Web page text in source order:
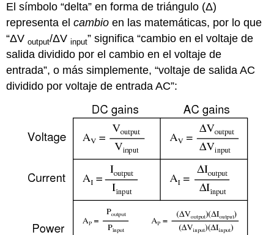
El símbolo “delta” en forma de triángulo (Δ)
representa elcambio en las matemáticas, por lo que
“ΔVoutput/ΔVinput” significa “cambio en el voltaje de
salida dividido por el cambio en el voltaje de
entrada”, o más simplemente, “voltaje de salida AC
dividido por voltaje de entrada AC”: